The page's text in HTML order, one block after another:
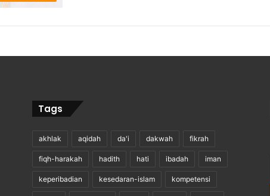
Tags
akhlak aqidah da'i dakwah fikrah
fiqh-harakah hadith hati ibadah iman
keperibadian kesedaran-islam kompetensi